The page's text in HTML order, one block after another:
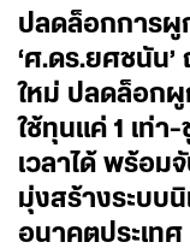
ปลดล็อกการผู
‘ศ.ดร.ยศชนัน
ใหม่ ปลดล็อกผู
ใช้ทุนแค่ 1 เท่
เวลาได้ พร้อม
มุ่งสร้างระบบ
อนาคตประเท